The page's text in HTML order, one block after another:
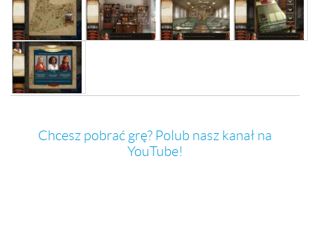
Chcesz pobrać grę? Polub nasz kanał na
YouTube!